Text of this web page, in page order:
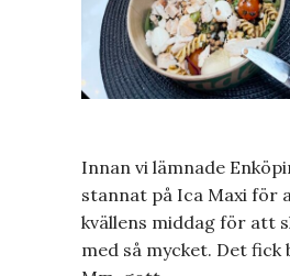
Innan vi lämnade
stannat på Ica Maxi för
kvällens middag för att
med så mycket. Det fick